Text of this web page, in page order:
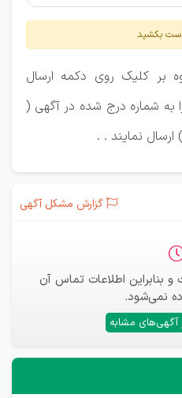
بکشید
بر کلیک روی دکمه ارسال
به شماره درج شده در آگهی (
نمایند . .
گزارش مشکل آگهی
اطلاعات تماس آن
نمی‌شود.
مشابه